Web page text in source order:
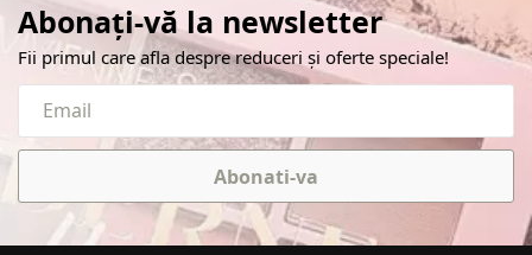
Abonați-vă la newsletter
Fii primul care afla despre reduceri și oferte speciale!
Abonati-va